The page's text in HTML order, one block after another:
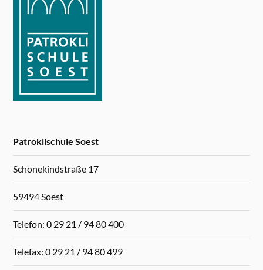
Patroklischule Soest
Schonekindstraße 17
59494 Soest
Telefon: 0 29 21 / 94 80 400
Telefax: 0 29 21 / 94 80 499